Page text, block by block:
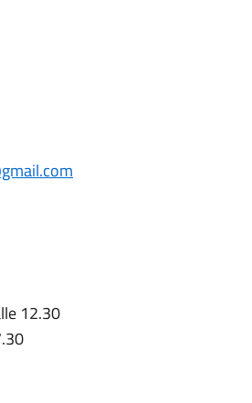
12.30